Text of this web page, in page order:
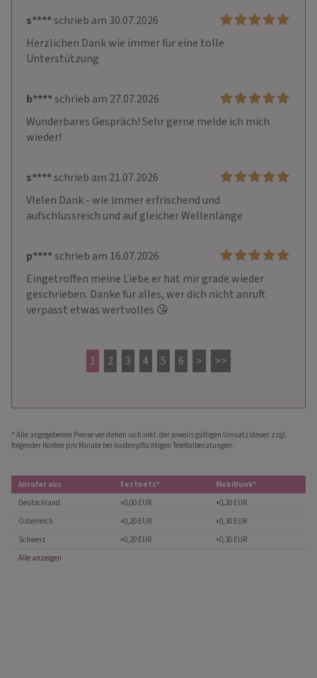
s****schrieb am 30.07.2026
Herzlichen Dank wie immer für eine tolle
Unterstützung
b****schrieb am 27.07.2026
Wunderbares Gespräch! Sehr gerne melde ich mich
wieder!
s****schrieb am 21.07.2026
VIelen Dank - wie immer erfrischend und
aufschlussreich und auf gleicher Wellenlänge
p****schrieb am 16.07.2026
Eingetroffen meine Liebe er hat mir grade wieder
geschrieben. Danke für alles, wer dich nicht anruft
verpasst etwas wertvolles 😘
1 2 3 4 5 6 > >>
* Alle angegebenen Preise verstehen sich inkl. der jeweils gültigen Umsatzsteuer zzgl.
folgender Kosten pro Minute bei kostenpflichtigen Telefonberatungen.
Anrufer aus Festnetz*
Mobilfunk*
Deutschland
+0,00 EUR
+0,20 EUR
Österreich
+0,20 EUR
+0,30 EUR
Schweiz
+0,20 EUR
+0,30 EUR
Alle anzeigen